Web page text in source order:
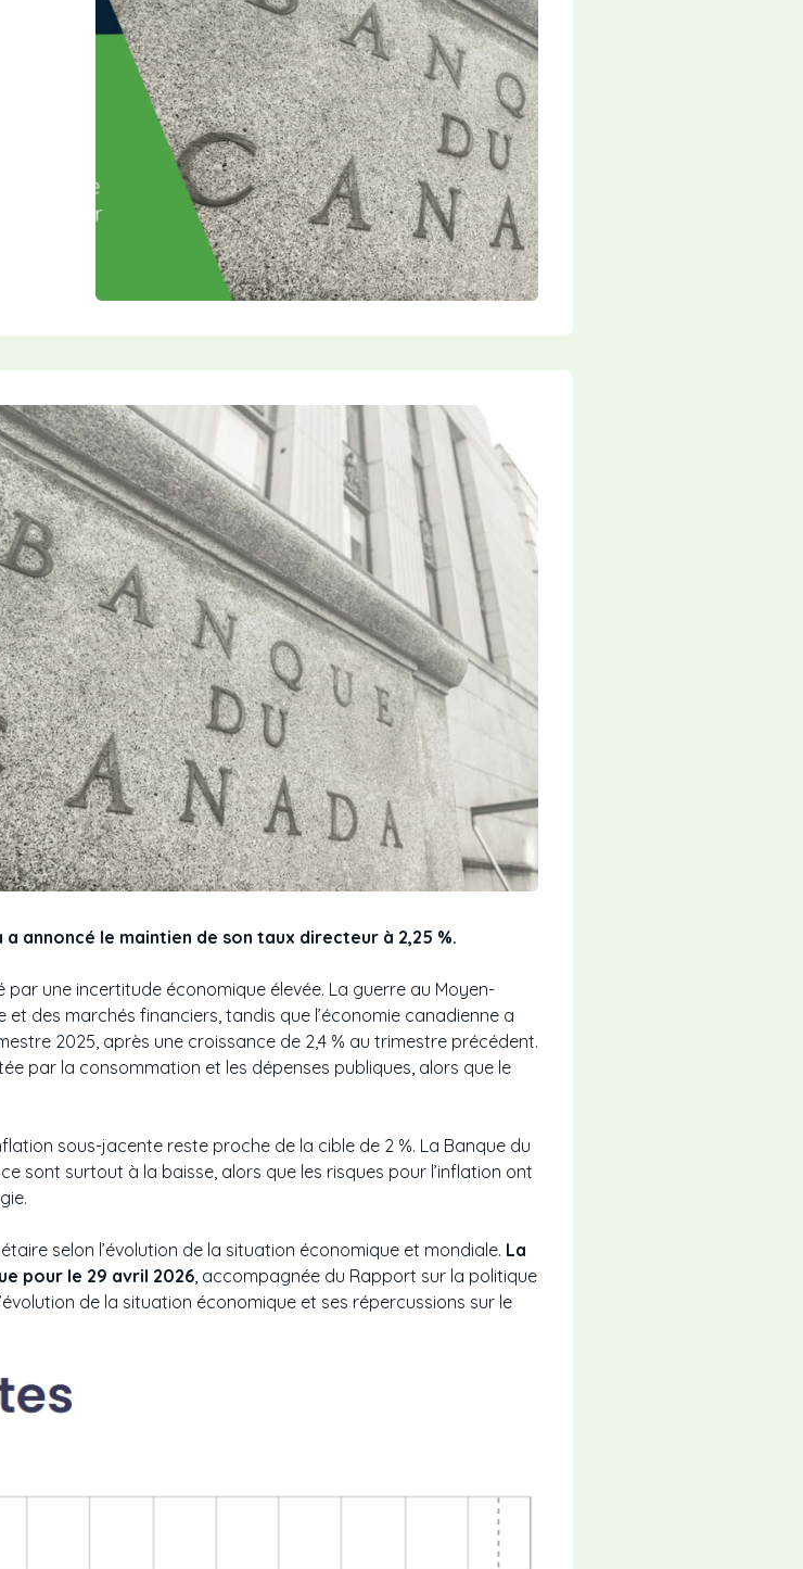
a annoncé le maintien de son taux directeur à 2,25 %.
une incertitude économique élevée. La guerre au Moyen-
des marchés financiers, tandis que l’économie canadienne a
2025, après une croissance de 2,4 % au trimestre précédent.
par la consommation et les dépenses publiques, alors que le
sous-jacente reste proche de la cible de 2 %. La Banque du
sont surtout à la baisse, alors que les risques pour l’inflation ont
selon l’évolution de la situation économique et mondiale. La
pour le 29 avril 2026, accompagnée du Rapport sur la politique
de la situation économique et ses répercussions sur le